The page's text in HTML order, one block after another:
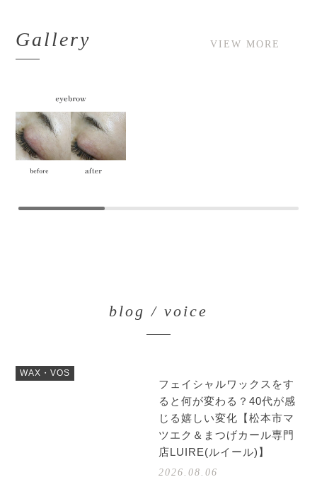
Gallery VIEW MORE
blog / voice
WAX・VOS
フェイシャルワックスをす
ると何が変わる？40代が感
じる嬉しい変化【松本市マ
ツエク＆まつげカール専門
店LUIRE(ルイール)】
2026.08.06